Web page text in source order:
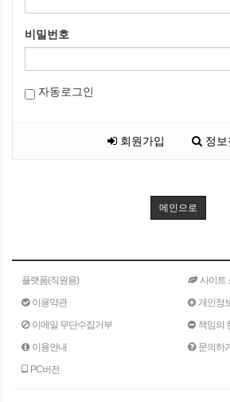
비밀번호
자동로그인
회원가입 정보
메인으로
플랫폼(직원용)
사이트
이용약관
개인정
이메일 무단수집거부
책임의
이용안내
문의하기
PC버전